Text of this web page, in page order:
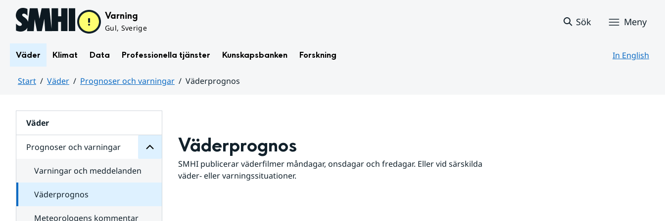
Hoppa till sidans innehåll Varning
Gul, Sverige
Sök Meny
Väder Klimat Data Professionella tjänster Kunskapsbanken Forskning In English
Start Väder Prognoser och varningar
Väderprognos
Väder
Prognoser och varningar
för
varningar
Varningar och meddelanden
Väderprognos
Meteorologens kommentar
Väderprognos
SMHI publicerar väderfilmer måndagar, onsdagar och fredagar. Eller vid särskilda
väder- eller varningssituationer.